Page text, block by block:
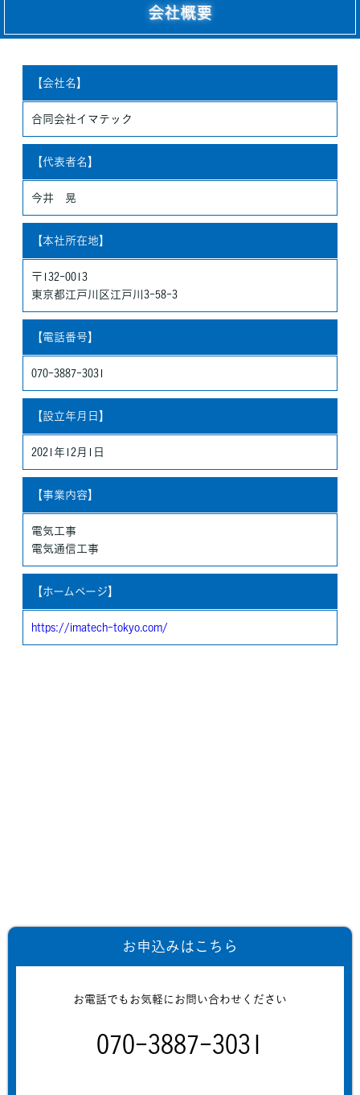
付に利用いたします。
個人情報の第三者への開示・提供の禁止
のいずれかに該当する場合を除き、個人情報を第三者に開示いた
しません。
・お客さまの同意がある場合
・お客さまが希望されるサービスを行なうために当社が業務を委
・法令に基づき開示することが必要である場合
当社は、個人情報の正確性及び安全性確保のために、セキュリテ
ィに万全の対策を講じています。
ご本人の照会
法令、規範の遵守と見直し
当社は、保有する個人情報に関して適用される日本の法令、その
他規範を遵守するとともに、本ポリシーの内容を適宜見直し、そ
の改善に努めます。
会社概要
【会社名】
合同会社イマテック
【代表者名】
今井 晃
【本社所在地】
〒132-0013
東京都江戸川区江戸川3-58-3
【電話番号】
070-3887-3031
【設立年月日】
2021年12月1日
【事業内容】
電気工事
電気通信工事
【ホームページ】
https://imatech-tokyo.com/
お申込みはこちら
お電話でもお気軽にお問い合わせください
070-3887-3031